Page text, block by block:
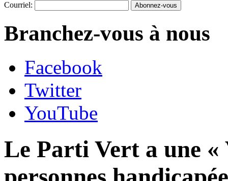
Courriel:
Branchez-vous à nous
Facebook
Twitter
YouTube
Le Parti Vert a une «